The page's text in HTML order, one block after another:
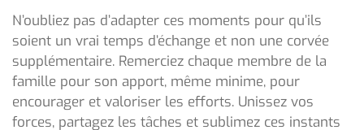
N’oubliez pas d’adapter ces moments pour qu’ils
soient un vrai temps d’échange et non une corvée
supplémentaire. Remerciez chaque membre de la
famille pour son apport, même minime, pour
encourager et valoriser les efforts. Unissez vos
forces, partagez les tâches et sublimez ces instants